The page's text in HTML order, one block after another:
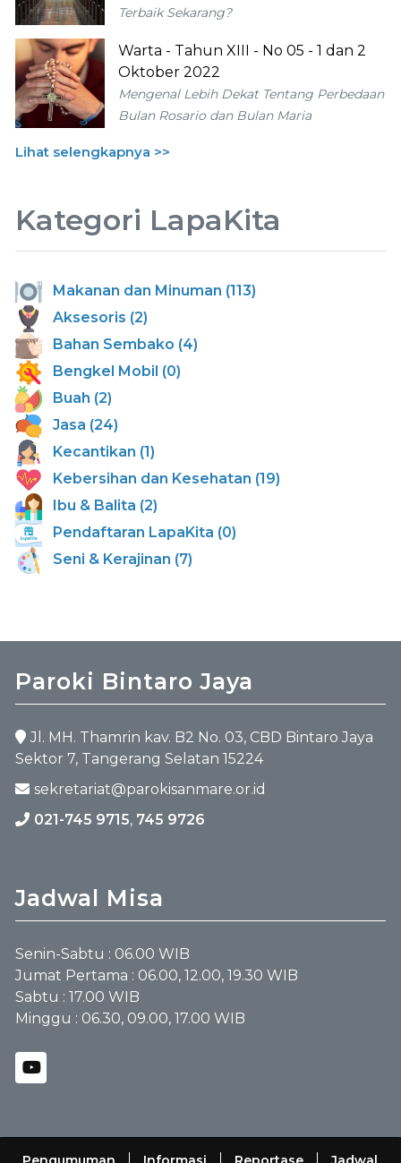
Terbaik Sekarang?
Warta - Tahun XIII - No 05 - 1 dan 2
Oktober 2022
Mengenal Lebih Dekat Tentang Perbedaan
Bulan Rosario dan Bulan Maria
Lihat selengkapnya >>
Kategori LapaKita
Makanan dan Minuman (113)
Aksesoris (2)
Bahan Sembako (4)
Bengkel Mobil (0)
Buah (2)
Jasa (24)
Kecantikan (1)
Kebersihan dan Kesehatan (19)
Ibu & Balita (2)
Pendaftaran LapaKita (0)
Seni & Kerajinan (7)
Paroki Bintaro Jaya
Jl. MH. Thamrin kav. B2 No. 03, CBD Bintaro Jaya
Sektor 7, Tangerang Selatan 15224
sekretariat@parokisanmare.or.id
021-745 9715, 745 9726
Jadwal Misa
Senin-Sabtu : 06.00 WIB
Jumat Pertama : 06.00, 12.00, 19.30 WIB
Sabtu : 17.00 WIB
Minggu : 06.30, 09.00, 17.00 WIB